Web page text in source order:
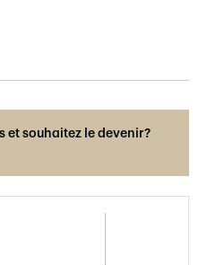
et souhaitez le devenir?